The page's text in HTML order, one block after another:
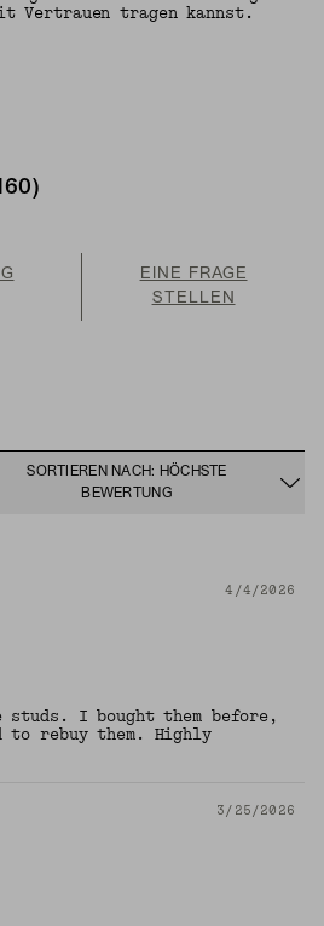
Vertrauen tragen kannst.
EINE FRAGE
STELLEN
SORTIEREN NACH: HÖCHSTE
BEWERTUNG
4/4/2026
studs. I bought them before,
to rebuy them. Highly
3/25/2026